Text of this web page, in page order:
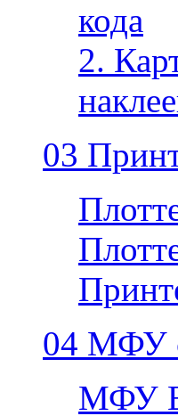
кода
2.
03
04 МФУ
МФУ